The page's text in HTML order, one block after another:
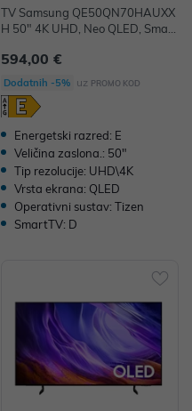
TV Samsung QE50QN70HAUXX
H 50" 4K UHD, Neo QLED, Smart
594,00 €
Dodatnih -5% uz PROMO KOD
Energetski razred: E
Veličina zaslona.: 50"
Tip rezolucije: UHD\4K
Vrsta ekrana: QLED
Operativni sustav: Tizen
SmartTV: D